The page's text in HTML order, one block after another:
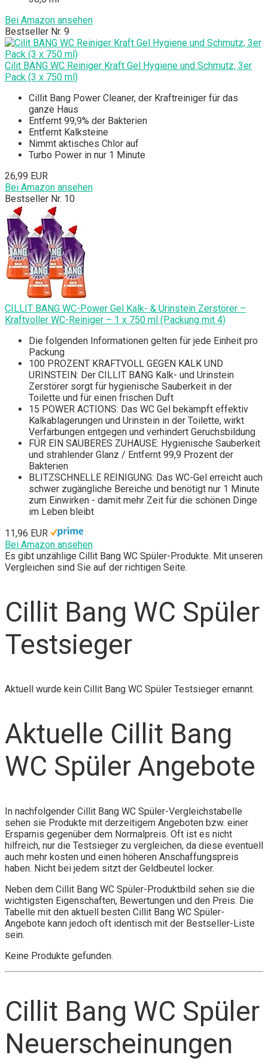
Bei Amazon ansehen
Bestseller Nr. 9
Cilit BANG WC Reiniger Kraft Gel Hygiene und Schmutz, 3er
Pack (3 x 750 ml)
Cillit Bang Power Cleaner, der Kraftreiniger für das
ganze Haus
Entfernt 99,9% der Bakterien
Entfernt Kalksteine
Nimmt aktisches Chlor auf
Turbo Power in nur 1 Minute
26,99 EUR
Bei Amazon ansehen
Bestseller Nr. 10
CILLIT BANG WC-Power Gel Kalk- & Urinstein Zerstörer –
Kraftvoller WC-Reiniger – 1 x 750 ml (Packung mit 4)
Die folgenden Informationen gelten für jede Einheit pro
Packung
100 PROZENT KRAFTVOLL GEGEN KALK UND
URINSTEIN: Der CILLIT BANG Kalk- und Urinstein
Zerstörer sorgt für hygienische Sauberkeit in der
Toilette und für einen frischen Duft
15 POWER ACTIONS: Das WC Gel bekämpft effektiv
Kalkablagerungen und Urinstein in der Toilette, wirkt
Verfärbungen entgegen und verhindert Geruchsbildung
FÜR EIN SAUBERES ZUHAUSE: Hygienische Sauberkeit
und strahlender Glanz / Entfernt 99,9 Prozent der
Bakterien
BLITZSCHNELLE REINIGUNG: Das WC-Gel erreicht auch
schwer zugängliche Bereiche und benötigt nur 1 Minute
zum Einwirken - damit mehr Zeit für die schönen Dinge
im Leben bleibt
11,96 EUR
Bei Amazon ansehen
Es gibt unzählige Cillit Bang WC Spüler-Produkte. Mit unseren
Vergleichen sind Sie auf der richtigen Seite.
Cillit Bang WC Spüler
Testsieger
Aktuell wurde kein Cillit Bang WC Spüler Testsieger ernannt.
Aktuelle Cillit Bang
WC Spüler Angebote
In nachfolgender Cillit Bang WC Spüler-Vergleichstabelle
sehen sie Produkte mit derzeitigem Angeboten bzw. einer
Ersparnis gegenüber dem Normalpreis. Oft ist es nicht
hilfreich, nur die Testsieger zu vergleichen, da diese eventuell
auch mehr kosten und einen höheren Anschaffungspreis
haben. Nicht bei jedem sitzt der Geldbeutel locker.
Neben dem Cillit Bang WC Spüler-Produktbild sehen sie die
wichtigsten Eigenschaften, Bewertungen und den Preis. Die
Tabelle mit den aktuell besten Cillit Bang WC Spüler-
Angebote kann jedoch oft identisch mit der Bestseller-Liste
sein.
Keine Produkte gefunden.
Cillit Bang WC Spüler
Neuerscheinungen